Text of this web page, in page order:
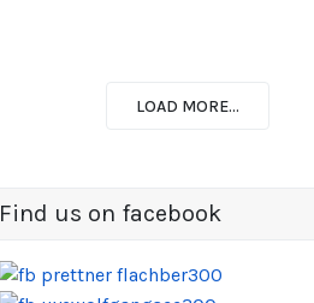
LOAD MORE...
Find us on facebook